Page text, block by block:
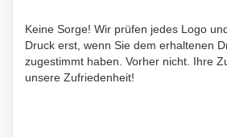
Keine Sorge! Wir prüfen jedes Logo
Druck erst, wenn Sie dem erhaltenen
zugestimmt haben. Vorher nicht. Ihre
unsere Zufriedenheit!